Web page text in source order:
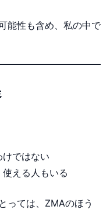
能性も含め、私の中で
ではない
える人もいる
っては、ZMAのほう